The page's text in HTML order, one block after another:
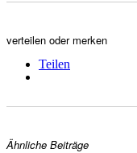
verteilen oder merken
Teilen
Ähnliche Beiträge